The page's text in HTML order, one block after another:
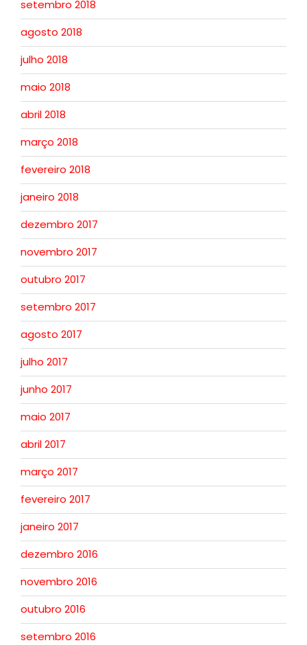
setembro 2018
agosto 2018
julho 2018
maio 2018
abril 2018
março 2018
fevereiro 2018
janeiro 2018
dezembro 2017
novembro 2017
outubro 2017
setembro 2017
agosto 2017
julho 2017
junho 2017
maio 2017
abril 2017
março 2017
fevereiro 2017
janeiro 2017
dezembro 2016
novembro 2016
outubro 2016
setembro 2016